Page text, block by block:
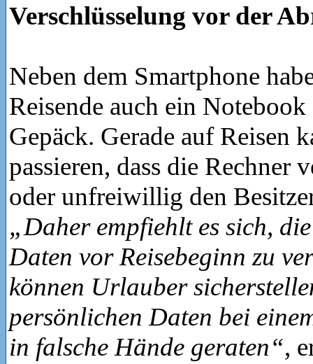
Verschlüsselung vor der
Neben dem Smartphone
Reisende auch ein
Gepäck. Gerade auf Reisen
passieren, dass die Rechner
oder unfreiwillig den
„Daher empfiehlt es sich,
Daten vor Reisebeginn zu
können Urlauber
persönlichen Daten bei
in falsche Hände geraten“,